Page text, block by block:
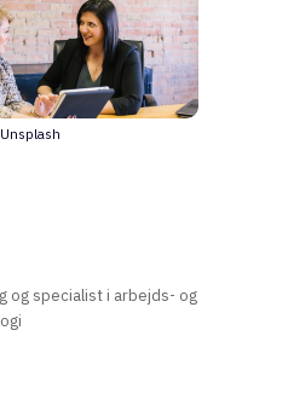
og specialist i arbejds- og